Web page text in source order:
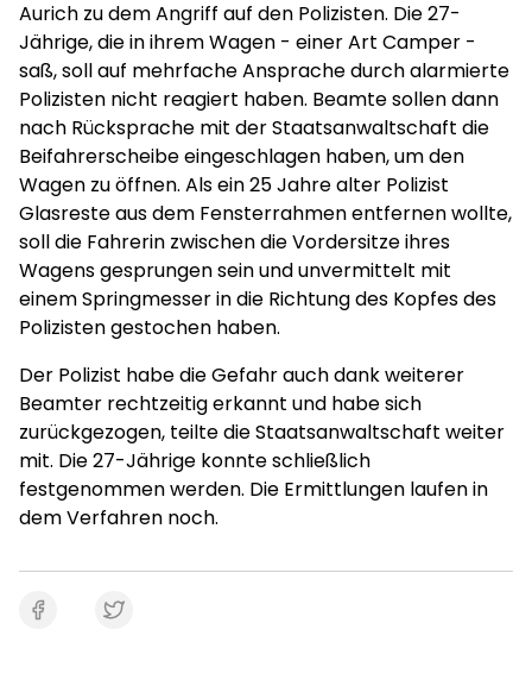
Aurich zu dem Angriff auf den Polizisten. Die 27-
Jährige, die in ihrem Wagen - einer Art Camper -
saß, soll auf mehrfache Ansprache durch alarmierte
Polizisten nicht reagiert haben. Beamte sollen dann
nach Rücksprache mit der Staatsanwaltschaft die
Beifahrerscheibe eingeschlagen haben, um den
Wagen zu öffnen. Als ein 25 Jahre alter Polizist
Glasreste aus dem Fensterrahmen entfernen wollte,
soll die Fahrerin zwischen die Vordersitze ihres
Wagens gesprungen sein und unvermittelt mit
einem Springmesser in die Richtung des Kopfes des
Polizisten gestochen haben.
Der Polizist habe die Gefahr auch dank weiterer
Beamter rechtzeitig erkannt und habe sich
zurückgezogen, teilte die Staatsanwaltschaft weiter
mit. Die 27-Jährige konnte schließlich
festgenommen werden. Die Ermittlungen laufen in
dem Verfahren noch.